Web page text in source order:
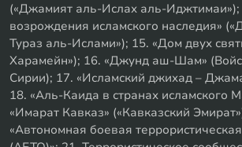
(«Джамият аль-Ислах аль-
возрождения исламского наследия»
Тураз аль-Ислами»); 15. «Дом двух
Харамейн»); 16. «Джунд аш-Шам»
Сирии); 17. «Исламский джихад –
18. «Аль-Каида в странах исламского
«Имарат Кавказ» («Кавказский
«Автономная боевая